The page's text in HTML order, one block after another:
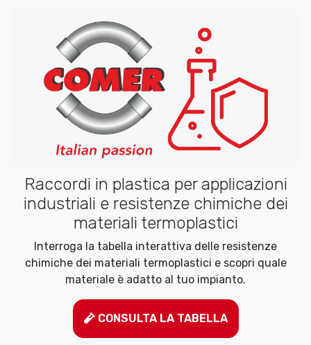
Raccordi in plastica per applicazioni
industriali e resistenze chimiche dei
materiali termoplastici
Interroga la tabella interattiva delle resistenze
chimiche dei materiali termoplastici e scopri quale
materiale è adatto al tuo impianto.
CONSULTA LA TABELLA